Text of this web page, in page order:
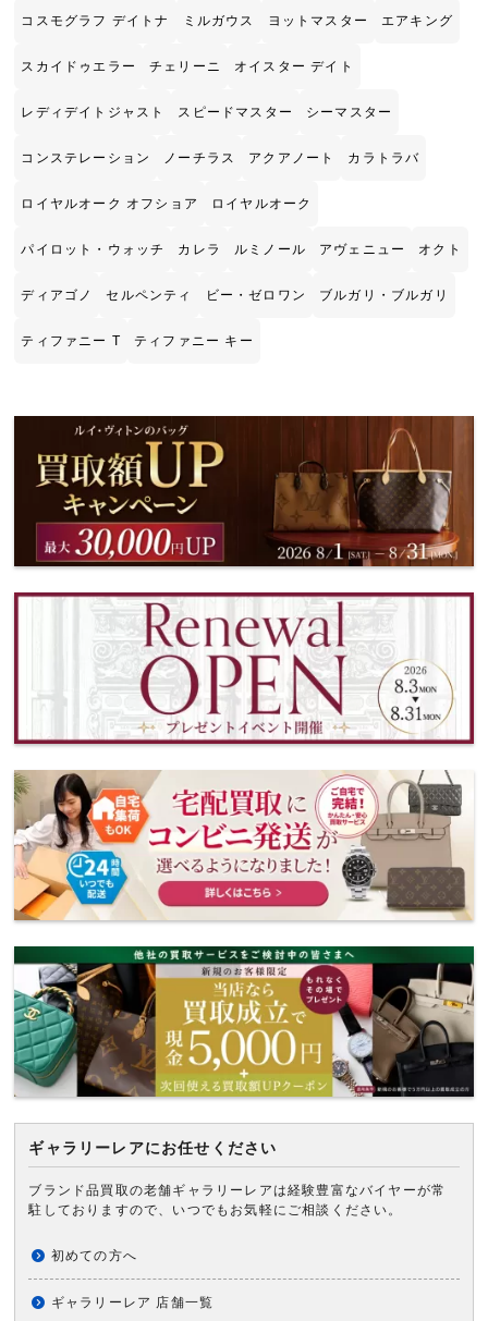
コスモグラフ デイトナ ミルガウス ヨットマスター エアキング
スカイドゥエラー チェリーニ オイスター デイト
レディデイトジャスト スピードマスター シーマスター
コンステレーション ノーチラス アクアノート カラトラバ
ロイヤルオーク オフショア ロイヤルオーク
パイロット・ウォッチ カレラ ルミノール アヴェニュー オクト
ディアゴノ セルペンティ ビー・ゼロワン ブルガリ・ブルガリ
ティファニー T ティファニー キー
ギャラリーレアにお任せください
ブランド品買取の老舗ギャラリーレアは経験豊富なバイヤーが常
駐しておりますので、いつでもお気軽にご相談ください。
初めての方へ
ギャラリーレア 店舗一覧